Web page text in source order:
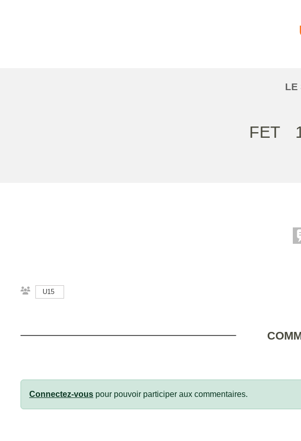
LE
FET
U15
Connectez-vous pour pouvoir participer aux commentaires.